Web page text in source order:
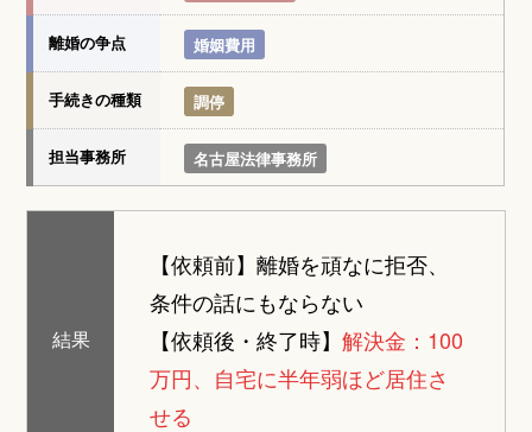
離婚の争点 婚姻費用
手続きの種類 調停
担当事務所 名古屋法律事務所
結果
【依頼前】離婚を頑なに拒否、
条件の話にもならない
【依頼後・終了時】解決金：100
万円、自宅に半年弱ほど居住さ
せる